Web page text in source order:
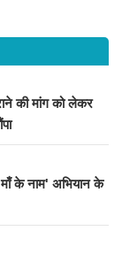
की मांग को लेकर
के नाम' अभियान के